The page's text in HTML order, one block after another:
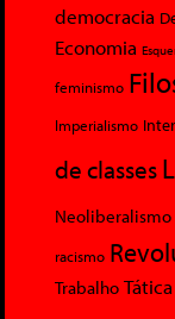
democracia
Economia
feminismo
Imperialismo
de classes
Neoliberalismo
racismo
Trabalho Tática